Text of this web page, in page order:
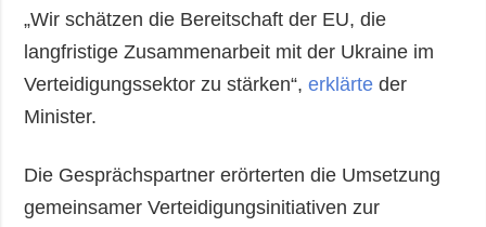
„Wir schätzen die Bereitschaft der EU, die
langfristige Zusammenarbeit mit der Ukraine im
Verteidigungssektor zu stärken“,erklärte der
Minister.
Die Gesprächspartner erörterten die Umsetzung
gemeinsamer Verteidigungsinitiativen zur